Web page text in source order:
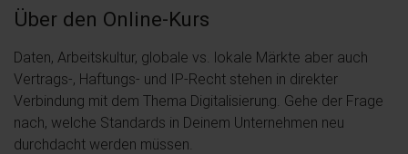
Über den Online-Kurs
Daten, Arbeitskultur, globale vs. lokale Märkte aber auch
Vertrags-, Haftungs- und IP-Recht stehen in direkter
Verbindung mit dem Thema Digitalisierung. Gehe der Frage
nach, welche Standards in Deinem Unternehmen neu
durchdacht werden müssen.